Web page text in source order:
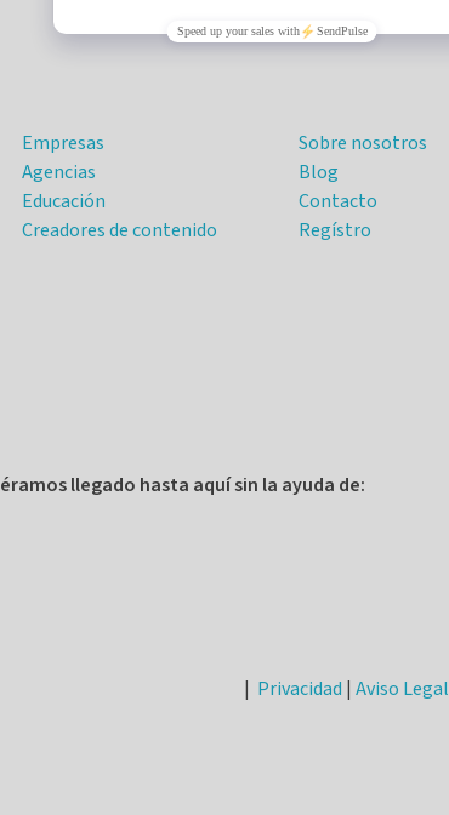
Empresas
Agencias
Educación
Creadores de contenido
Sobre nosotros
Blog
Contacto
Regístro
llegado hasta aquí sin la ayuda de:
| Privacidad | Aviso Legal